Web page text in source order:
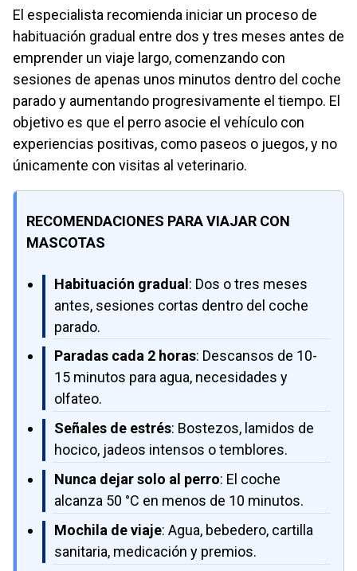
El especialista recomienda iniciar un proceso de
habituación gradual entre dos y tres meses antes de
emprender un viaje largo, comenzando con
sesiones de apenas unos minutos dentro del coche
parado y aumentando progresivamente el tiempo. El
objetivo es que el perro asocie el vehículo con
experiencias positivas, como paseos o juegos, y no
únicamente con visitas al veterinario.
RECOMENDACIONES PARA VIAJAR CON
MASCOTAS
Habituación gradual: Dos o tres meses
antes, sesiones cortas dentro del coche
parado.
Paradas cada 2 horas: Descansos de 10-
15 minutos para agua, necesidades y
olfateo.
Señales de estrés: Bostezos, lamidos de
hocico, jadeos intensos o temblores.
Nunca dejar solo al perro: El coche
alcanza 50 °C en menos de 10 minutos.
Mochila de viaje: Agua, bebedero, cartilla
sanitaria, medicación y premios.